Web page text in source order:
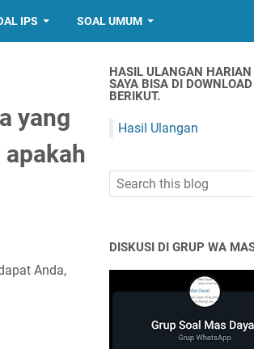
IPS SOAL UMUM
yang
Anda,
HASIL ULANGAN
SAYA BISA DI
BERIKUT.
Hasil Ulangan
DISKUSI DI GRUP WA